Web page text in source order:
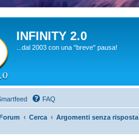
INFINITY 2.0
...dal 2003 con una "breve" pausa!
FAQ
Cerca Argomenti senza risposta